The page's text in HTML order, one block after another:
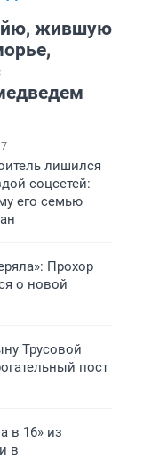
жившую
7
лишился
соцсетей:
его семью
Прохор
о новой
Трусовой
пост
в 16» из
в